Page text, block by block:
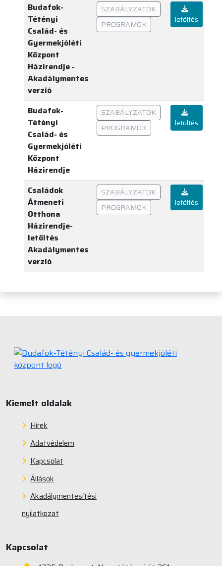
Budafok-
Tétényi
Család- és
Gyermekjóléti
Központ
Házirendje -
Akadálymentes
verzió
SZABÁLYZATOK
PROGRAMOK
letöltés
Budafok-
Tétényi
Család- és
Gyermekjóléti
Központ
Házirendje
SZABÁLYZATOK
PROGRAMOK
letöltés
Családok
Átmeneti
Otthona
Házirendje-
letöltés
Akadálymentes
verzió
SZABÁLYZATOK
PROGRAMOK
letöltés
Kiemelt oldalak
Hírek
Adatvédelem
Kapcsolat
Állások
Akadálymentesítési
nyilatkozat
Kapcsolat